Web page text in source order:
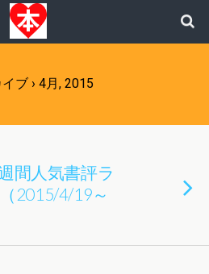
ブ › 4月, 2015
間人気書評ラ
2015/4/19～